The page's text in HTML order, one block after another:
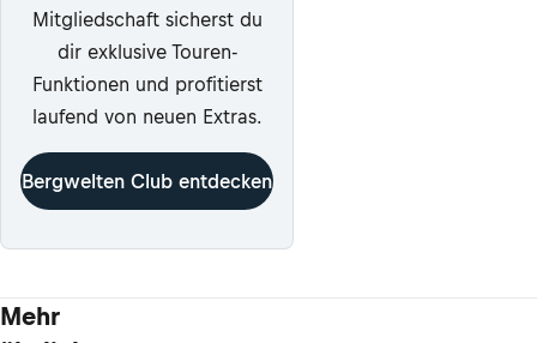
Mitgliedschaft sicherst du
dir exklusive Touren-
Funktionen und profitierst
laufend von neuen Extras.
Bergwelten Club entdecken
Mehr